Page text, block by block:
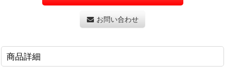
お問い合わせ
商品詳細